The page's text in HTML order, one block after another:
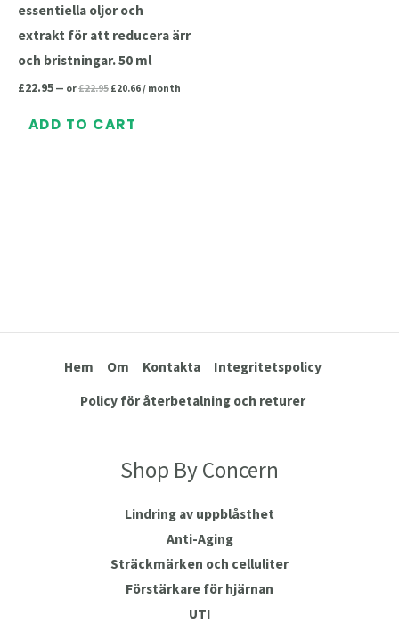
essentiella oljor och
extrakt för att reducera ärr
och bristningar. 50 ml
£22.95 — or£22.95 £20.66/ month
ADD TO CART
Hem Om Kontakta
Integritetspolicy
Policy för återbetalning och returer
Shop By Concern
Lindring av uppblåsthet
Anti-Aging
Sträckmärken och celluliter
Förstärkare för hjärnan
UTI